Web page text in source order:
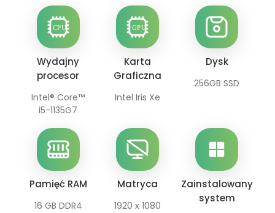
Wydajny
procesor
Intel® Core™
i5-1135G7
Karta
Graficzna
Intel Iris Xe
Dysk
256GB SSD
Pamięć RAM
16 GB DDR4
Matryca
1920 x 1080
Zainstalowany
system